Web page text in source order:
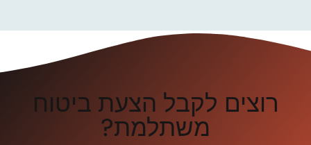
רוצים לקבל הצעת ביטוח
משתלמת?